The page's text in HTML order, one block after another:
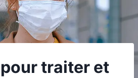
traiter et